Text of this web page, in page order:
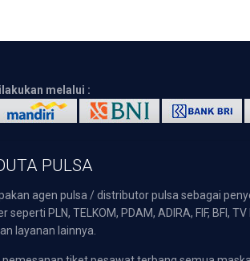
melalui :
PULSA
agen pulsa / distributor pulsa sebagai
seperti PLN, TELKOM, PDAM, ADIRA, FIF,
layanan lainnya.